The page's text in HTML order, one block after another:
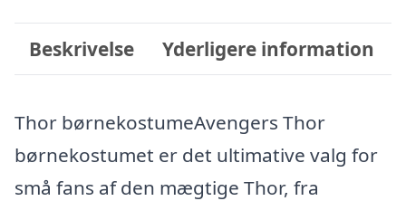
Beskrivelse Yderligere information
Thor børnekostumeAvengers Thor
børnekostumet er det ultimative valg for
små fans af den mægtige Thor, fra